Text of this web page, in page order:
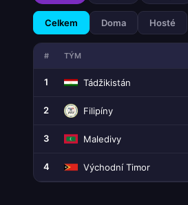
Celkem Doma Hosté
# TÝM
1 Tádžikistán
2 Filipíny
3 Maledivy
4 Východní Timor